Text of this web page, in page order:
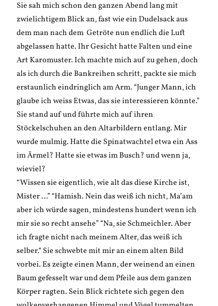
Sie sah mich schon den ganzen Abend lang mit
zwielichtigem Blick an, fast wie ein Dudelsack aus
dem man nach dem Getröte nun endlich die Luft
abgelassen hatte. Ihr Gesicht hatte Falten und eine
Art Karomuster. Ich machte mich auf zu gehen, doch
als ich durch die Bankreihen schritt, packte sie mich
erstaunlich eindringlich am Arm. “Junger Mann, ich
glaube ich weiss Etwas, das sie interessieren könnte.”
Sie stand auf und führte mich auf ihren
Stöckelschuhen an den Altarbildern entlang. Mir
wurde mulmig. Hatte die Spinatwachtel etwa ein Ass
im Ärmel? Hatte sie etwas im Busch? und wenn ja,
wieviel?
“Wissen sie eigentlich, wie alt das diese Kirche ist,
Mister …” “Hamish. Nein das weiß ich nicht, Ma’am
aber ich würde sagen, mindestens hundert wenn ich
mir sie so recht ansehe” “Na, sie Schmeichler. Aber
ich fragte nicht nach meinem Alter, das weiß ich
selber.“ Sie schwebte mit mir an einem alten Bild
vorbei. Es zeigte einen Mann, der weinend an einen
Baum gefesselt war und dem Pfeile aus dem ganzen
Körper ragten. Sein Blick richtete sich gegen den